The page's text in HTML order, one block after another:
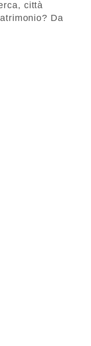
città
Da